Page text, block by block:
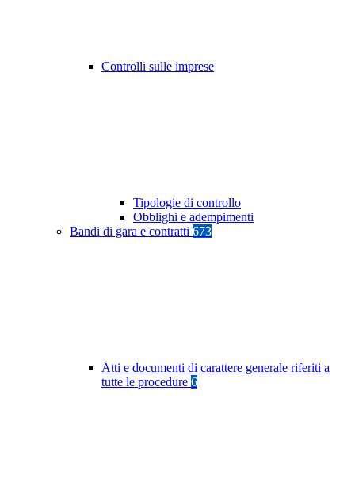
Controlli sulle imprese
Tipologie di controllo
Obblighi e adempimenti
Bandi di gara e contratti 673
Atti e documenti di carattere generale riferiti a
tutte le procedure 6